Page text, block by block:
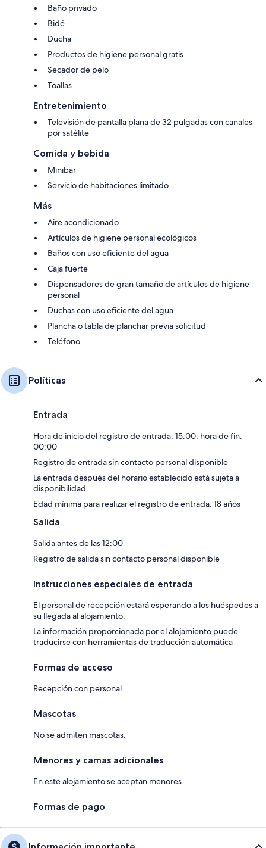
Baño privado
Bidé
Ducha
Productos de higiene personal gratis
Secador de pelo
Toallas
Entretenimiento
Televisión de pantalla plana de 32 pulgadas con canales
por satélite
Comida y bebida
Minibar
Servicio de habitaciones limitado
Más
Aire acondicionado
Artículos de higiene personal ecológicos
Baños con uso eficiente del agua
Caja fuerte
Dispensadores de gran tamaño de artículos de higiene
personal
Duchas con uso eficiente del agua
Plancha o tabla de planchar previa solicitud
Teléfono
Políticas
Entrada
Hora de inicio del registro de entrada: 15:00; hora de fin:
00:00
Registro de entrada sin contacto personal disponible
La entrada después del horario establecido está sujeta a
disponibilidad
Edad mínima para realizar el registro de entrada: 18 años
Salida
Salida antes de las 12:00
Registro de salida sin contacto personal disponible
Instrucciones especiales de entrada
El personal de recepción estará esperando a los huéspedes a
su llegada al alojamiento.
La información proporcionada por el alojamiento puede
traducirse con herramientas de traducción automática
Formas de acceso
Recepción con personal
Mascotas
No se admiten mascotas.
Menores y camas adicionales
En este alojamiento se aceptan menores.
Formas de pago